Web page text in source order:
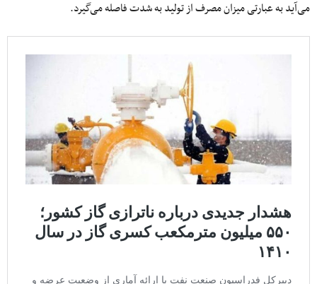
می‌آید به عبارتی میزان مصرف از تولید به شدت فاصله می‌گیرد.